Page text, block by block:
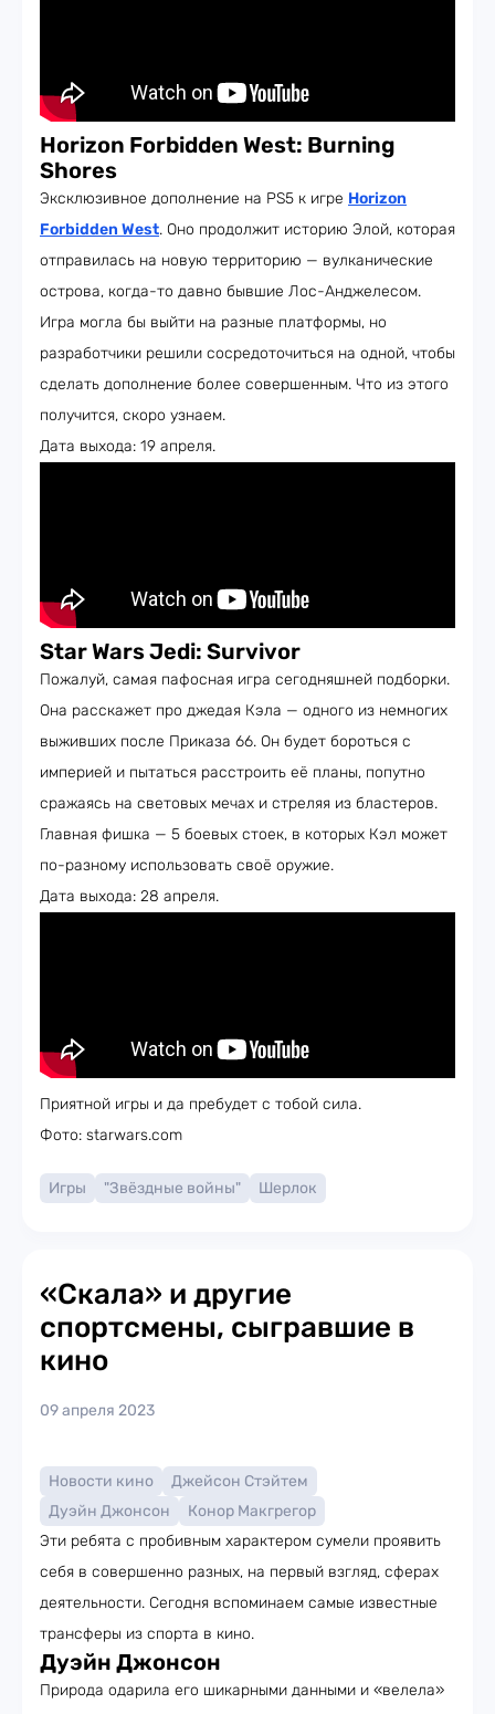
Horizon Forbidden West: Burning
Shores
Эксклюзивное дополнение на PS5 к игре Horizon
Forbidden West. Оно продолжит историю Элой, которая
отправилась на новую территорию — вулканические
острова, когда-то давно бывшие Лос-Анджелесом.
Игра могла бы выйти на разные платформы, но
разработчики решили сосредоточиться на одной, чтобы
сделать дополнение более совершенным. Что из этого
получится, скоро узнаем.
Дата выхода: 19 апреля.
Star Wars Jedi: Survivor
Пожалуй, самая пафосная игра сегодняшней подборки.
Она расскажет про джедая Кэла — одного из немногих
выживших после Приказа 66. Он будет бороться с
империей и пытаться расстроить её планы, попутно
сражаясь на световых мечах и стреляя из бластеров.
Главная фишка — 5 боевых стоек, в которых Кэл может
по-разному использовать своё оружие.
Дата выхода: 28 апреля.
Приятной игры и да пребудет с тобой сила.
Фото: starwars.com
Игры "Звёздные войны" Шерлок
«Скала» и другие
спортсмены, сыгравшие в
кино
09 апреля 2023
Новости кино
Джейсон Стэйтем
Дуэйн Джонсон
Конор Макгрегор
Эти ребята с пробивным характером сумели проявить
себя в совершенно разных, на первый взгляд, сферах
деятельности. Сегодня вспоминаем самые известные
трансферы из спорта в кино.
Дуэйн Джонсон
Природа одарила его шикарными данными и «велела»